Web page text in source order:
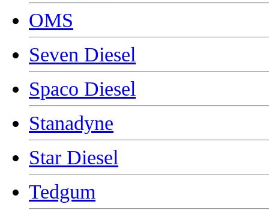
OMS
Seven Diesel
Spaco Diesel
Stanadyne
Star Diesel
Tedgum